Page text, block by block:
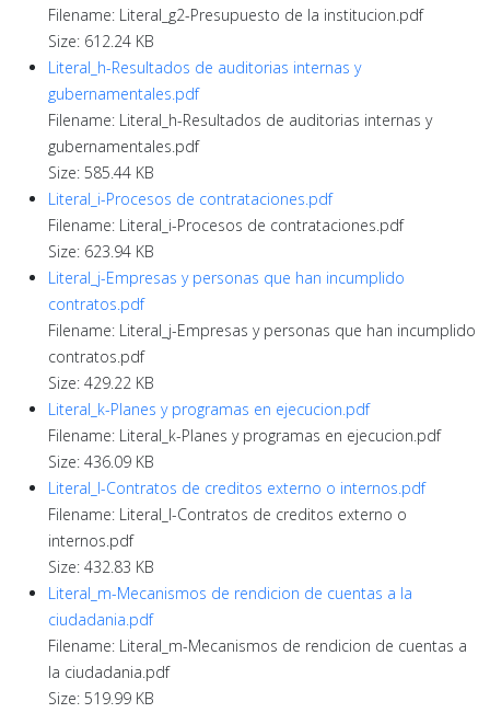
Filename: Literal_g2-Presupuesto de la institucion.pdf
Size: 612.24 KB
Literal_h-Resultados de auditorias internas y
gubernamentales.pdf
Filename: Literal_h-Resultados de auditorias internas y
gubernamentales.pdf
Size: 585.44 KB
Literal_i-Procesos de contrataciones.pdf
Filename: Literal_i-Procesos de contrataciones.pdf
Size: 623.94 KB
Literal_j-Empresas y personas que han incumplido
contratos.pdf
Filename: Literal_j-Empresas y personas que han incumplido
contratos.pdf
Size: 429.22 KB
Literal_k-Planes y programas en ejecucion.pdf
Filename: Literal_k-Planes y programas en ejecucion.pdf
Size: 436.09 KB
Literal_l-Contratos de creditos externo o internos.pdf
Filename: Literal_l-Contratos de creditos externo o
internos.pdf
Size: 432.83 KB
Literal_m-Mecanismos de rendicion de cuentas a la
ciudadania.pdf
Filename: Literal_m-Mecanismos de rendicion de cuentas a
la ciudadania.pdf
Size: 519.99 KB